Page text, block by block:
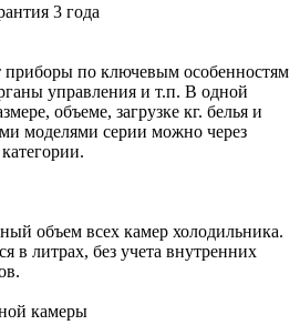
3 года
приборы по ключевым особенностям
управления и т.п. В одной
объеме, загрузке кг. белья и
моделями серии можно через
объем всех камер холодильника.
в литрах, без учета внутренних
камеры